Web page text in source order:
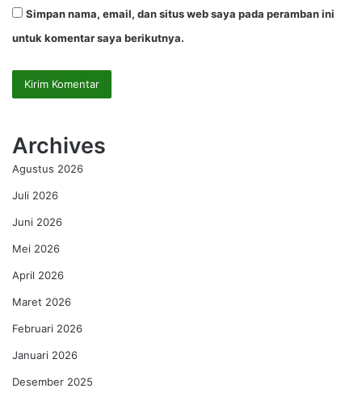
Simpan nama, email, dan situs web saya pada peramban ini
untuk komentar saya berikutnya.
Archives
Agustus 2026
Juli 2026
Juni 2026
Mei 2026
April 2026
Maret 2026
Februari 2026
Januari 2026
Desember 2025